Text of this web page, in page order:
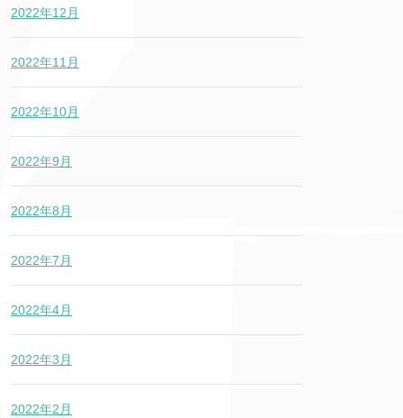
2022年12月
2022年11月
2022年10月
2022年9月
2022年8月
2022年7月
2022年4月
2022年3月
2022年2月